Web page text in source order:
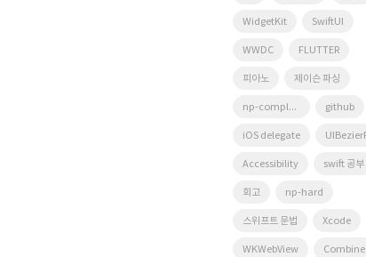
WidgetKit SwiftUI
WWDC FLUTTER
피아노 제이슨 파싱
np-complete github
iOS delegate
Accessibility swift 공부
회고 np-hard
스위프트 문법 Xcode
WKWebView Combine